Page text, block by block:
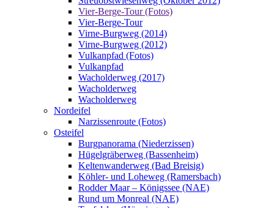
Vier-Berge-Tour (Fotos)
Vier-Berge-Tour
Virne-Burgweg (2014)
Virne-Burgweg (2012)
Vulkanpfad (Fotos)
Vulkanpfad
Wacholderweg (2017)
Wacholderweg
Wacholderweg
Nordeifel
Narzissenroute (Fotos)
Osteifel
Burgpanorama (Niederzissen)
Hügelgräberweg (Bassenheim)
Keltenwanderweg (Bad Breisig)
Köhler- und Loheweg (Ramersbach)
Rodder Maar – Königssee (NAE)
Rund um Monreal (NAE)